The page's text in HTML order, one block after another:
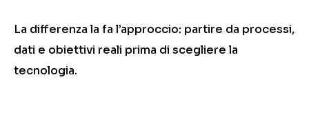
La differenza la fa l’approccio: partire da processi,
dati e obiettivi reali prima di scegliere la
tecnologia.